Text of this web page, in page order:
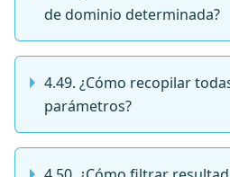
de dominio determinada?
4.49. ¿Cómo recopilar
parámetros?